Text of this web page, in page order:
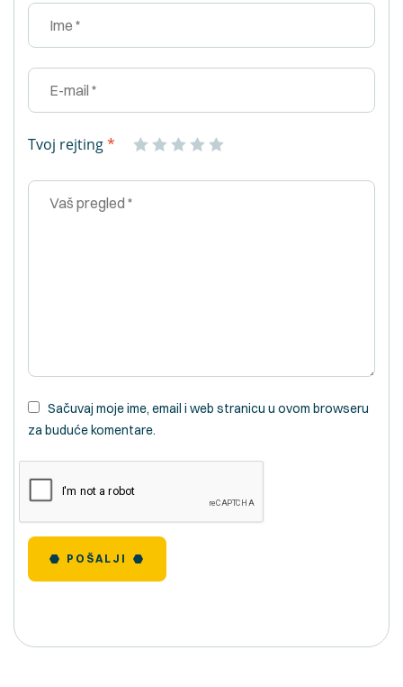
Tvoj rejting*
Sačuvaj moje ime, email i web stranicu u ovom browseru
za buduće komentare.
POŠALJI